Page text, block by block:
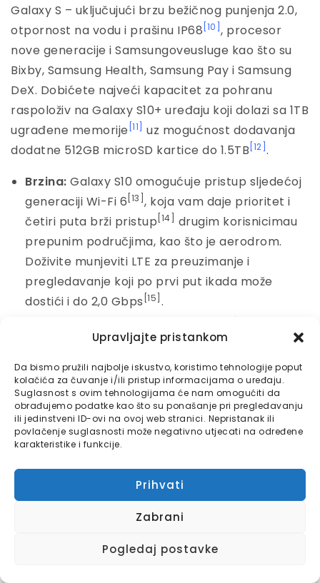
Upravljajte pristankom
Da bismo pružili najbolje iskustvo, koristimo tehnologije poput
kolačića za čuvanje i/ili pristup informacijama o uređaju.
Suglasnost s ovim tehnologijama će nam omogućiti da
obrađujemo podatke kao što su ponašanje pri pregledavanju
ili jedinstveni ID-ovi na ovoj web stranici. Nepristanak ili
povlačenje suglasnosti može negativno utjecati na određene
karakteristike i funkcije.
Prihvati
Zabrani
Pogledaj postavke
Galaxy S – uključujući brzu bežičnog punjenja 2.0,
otpornost na vodu i prašinu IP68 [10] , procesor
nove generacije i Samsungoveusluge kao što su
Bixby, Samsung Health, Samsung Pay i Samsung
DeX. Dobićete najveći kapacitet za pohranu
raspoloživ na Galaxy S10+ uređaju koji dolazi sa 1TB
ugrađene memorije [11]
uz mogućnost dodavanja
dodatne 512GB microSD kartice do 1.5TB [12] .
Brzina: Galaxy S10 omogućuje pristup sljedećoj
generaciji Wi-Fi 6 [13] , koja vam daje prioritet i
četiri puta brži pristup [14]
drugim korisnicimau
prepunim područjima, kao što je aerodrom.
Doživite munjeviti LTE za preuzimanje i
pregledavanje koji po prvi put ikada može
dostići i do 2,0 Gbps [15] .
Projektovan za najbolje moguće iskustvo
igranja, Galaxy S10 je izgrađen sa softverom za
optimizaciju performansi igara na bazi AI
uređajai vrhunskim hardverom, uključujući
Dolby Atmos za igranje i sistem hlađenja.
Galaxy S10 je također prvi mobilni uređaj koji je
optimiziran za igre stvorene na Unity platformi.
sustavom Samsung Knox, kao i sigurnim
prostorom za pohranu potpomognutom
Dostupnost Galaxy S10 i prethodno naručivanje